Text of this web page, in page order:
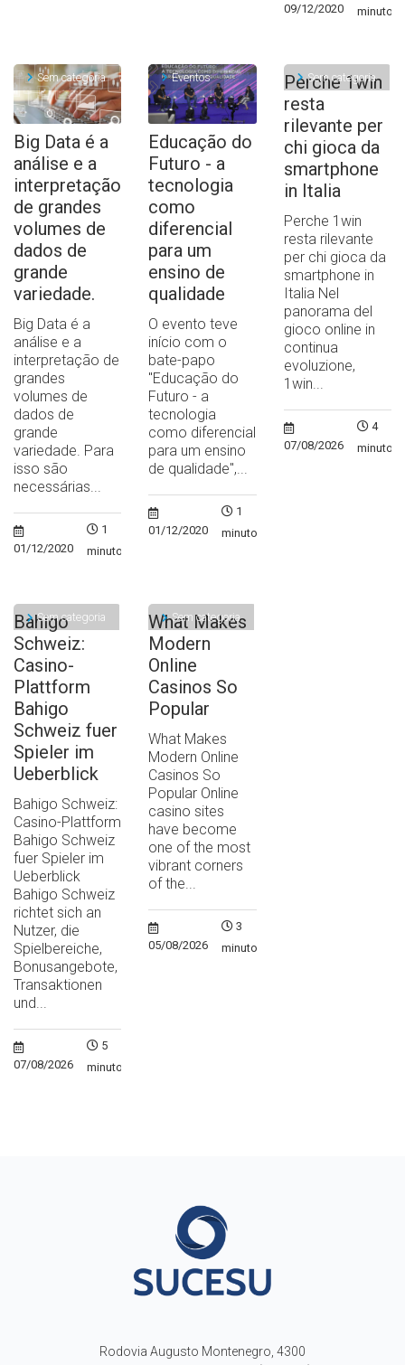
09/12/2020
minuto
Sem categoria
Big Data é a
análise e a
interpretação
de grandes
volumes de
dados de
grande
variedade.
Big Data é a
análise e a
interpretação de
grandes
volumes de
dados de
grande
variedade. Para
isso são
necessárias...
01/12/2020
1
minuto
Eventos
Educação do
Futuro - a
tecnologia
como
diferencial
para um
ensino de
qualidade
O evento teve
início com o
bate-papo
"Educação do
Futuro - a
tecnologia
como diferencial
para um ensino
de qualidade",...
01/12/2020
1
minuto
Sem categoria
Perche 1win
resta
rilevante per
chi gioca da
smartphone
in Italia
Perche 1win
resta rilevante
per chi gioca da
smartphone in
Italia Nel
panorama del
gioco online in
continua
evoluzione,
1win...
07/08/2026
4
minutos
Sem categoria
Bahigo
Schweiz:
Casino-
Plattform
Bahigo
Schweiz fuer
Spieler im
Ueberblick
Bahigo Schweiz:
Casino-Plattform
Bahigo Schweiz
fuer Spieler im
Ueberblick
Bahigo Schweiz
richtet sich an
Nutzer, die
Spielbereiche,
Bonusangebote,
Transaktionen
und...
07/08/2026
5
minutos
Sem categoria
What Makes
Modern
Online
Casinos So
Popular
What Makes
Modern Online
Casinos So
Popular Online
casino sites
have become
one of the most
vibrant corners
of the...
05/08/2026
3
minutos
Rodovia Augusto Montenegro, 4300